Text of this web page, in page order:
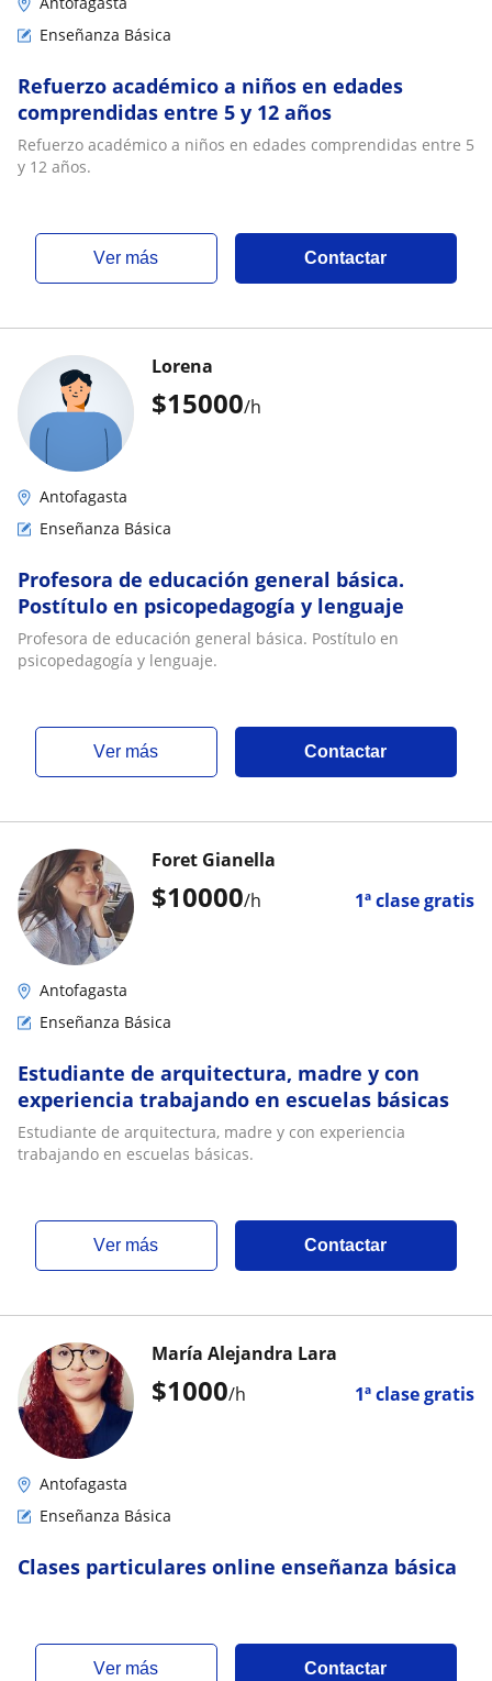
Enseñanza Básica
Refuerzo académico a niños en edades
comprendidas entre 5 y 12 años
Refuerzo académico a niños en edades comprendidas entre 5
y 12 años.
ver más Contactar
$15000/h
Lorena
Antofagasta
Enseñanza Básica
Profesora de educación general básica.
Postítulo en psicopedagogía y lenguaje
Profesora de educación general básica. Postítulo en
psicopedagogía y lenguaje.
ver más Contactar
$10000/h 1ª clase gratis
Foret Gianella
Antofagasta
Enseñanza Básica
Estudiante de arquitectura, madre y con
experiencia trabajando en escuelas básicas
Estudiante de arquitectura, madre y con experiencia
trabajando en escuelas básicas.
ver más Contactar
$1000/h 1ª clase gratis
María Alejandra Lara
Antofagasta
Enseñanza Básica
Clases particulares online enseñanza básica
ver más Contactar